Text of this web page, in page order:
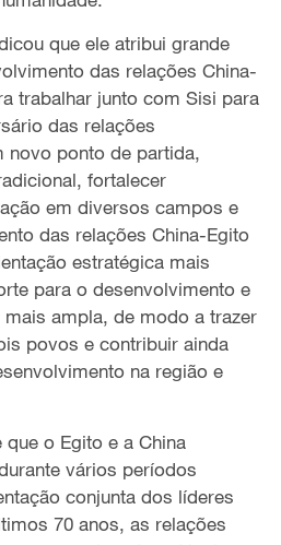
que ele atribui grande
das relações China-
trabalhar junto com Sisi para
das relações
ponto de partida,
fortalecer
em diversos campos e
das relações China-Egito
estratégica mais
para o desenvolvimento e
mais ampla, de modo a trazer
povos e contribuir ainda
na região e
o Egito e a China
vários períodos
conjunta dos líderes
70 anos, as relações